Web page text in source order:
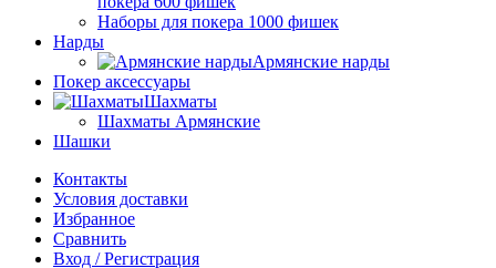
Наборы для покера 1000 фишек
Нарды
Армянские нарды
Покер аксессуары
Шахматы
Шахматы Армянские
Шашки
Контакты
Условия доставки
Избранное
Сравнить
Вход / Регистрация